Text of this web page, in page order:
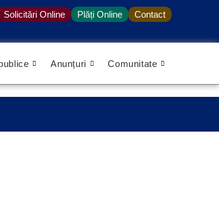
Solicitări Online Plăți Online Contact
Anunțuri Comunitate